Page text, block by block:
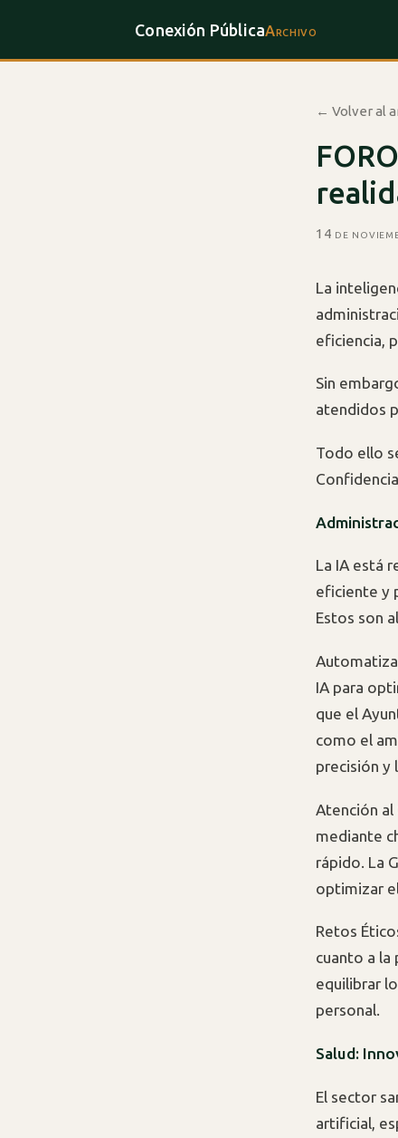
Conexión PúblicaArchivo
← Volver al
14 de
La
eficiencia,
Sin
atendidos
Todo ello
La IA está
eficiente y
Estos son
IA para
que el
como el
precisión y
Atención al
mediante
rápido. La
optimizar
Retos
cuanto a la
equilibrar
personal.
Salud:
El sector
artificial,